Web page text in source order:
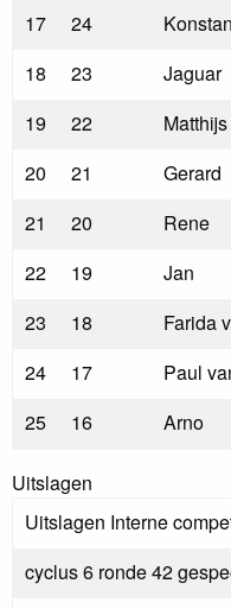
17
24
18
23 Jaguar
19
22 Matthijs
20
21 Gerard
21
20 Rene
22
19 Jan
23
18 Farida
24
17 Paul
25
16 Arno
Uitslagen
Uitslagen Interne
cyclus 6 ronde 42